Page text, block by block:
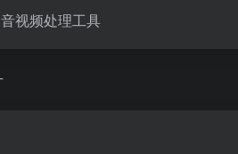
视频处理工具